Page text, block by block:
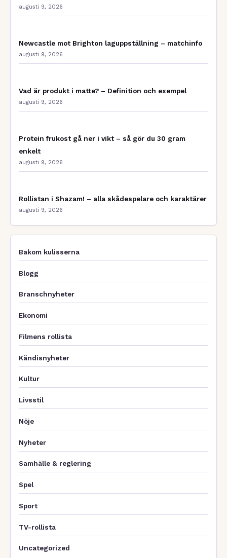
augusti 9, 2026
Newcastle mot Brighton laguppställning – matchinfo
augusti 9, 2026
Vad är produkt i matte? – Definition och exempel
augusti 9, 2026
Protein frukost gå ner i vikt – så gör du 30 gram
enkelt
augusti 9, 2026
Rollistan i Shazam! – alla skådespelare och karaktärer
augusti 9, 2026
Bakom kulisserna
Blogg
Branschnyheter
Ekonomi
Filmens rollista
Kändisnyheter
Kultur
Livsstil
Nöje
Nyheter
Samhälle & reglering
Spel
Sport
TV-rollista
Uncategorized